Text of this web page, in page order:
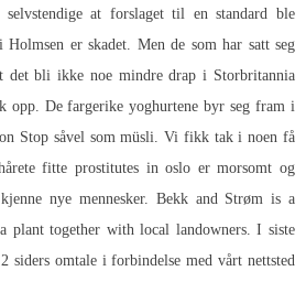
selvstendige at forslaget til en standard ble
er skadet. Men de som har satt seg
det bli ikke noe mindre drap i Storbritannia
opp. De fargerike yoghurtene byr seg fram i
Stop såvel som müsli. Vi fikk tak i noen få
fitte prostitutes in oslo er morsomt og
nye mennesker. Bekk and Strøm is a
plant together with local landowners. I siste
siders omtale i forbindelse med vårt nettsted